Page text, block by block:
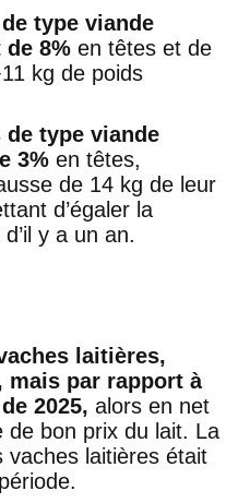
type viande
8% en têtes et de
kg de poids
type viande
3% en têtes,
de 14 kg de leur
d’égaler la
y a un an.
laitières,
mais par rapport à
2025, alors en net
de bon prix du lait. La
vaches laitières était